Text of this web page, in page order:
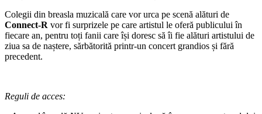
Colegii din breasla muzicală care vor urca pe scenă alături de
Connect-R vor fi surprizele pe care artistul le oferă publicului în
fiecare an, pentru toți fanii care își doresc să îi fie alături artistului de
ziua sa de naștere, sărbătorită printr-un concert grandios și fără
precedent.
Reguli de acces: